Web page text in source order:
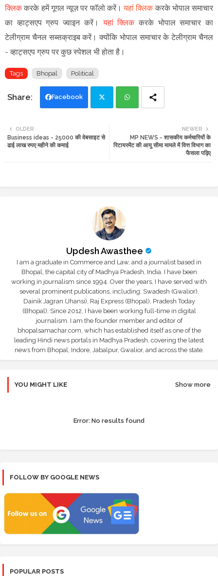
क्लिक करके हमें गूगल न्यूज़ पर फॉलो करें।यहां क्लिककरके भोपाल समाचार
का व्हाट्सएप ग्रुप ज्वाइन करें। यहां क्लिक करके भोपाल समाचार का
टेलीग्राम चैनल सब्सक्राइब करें।क्योंकि भोपाल समाचार के टेलीग्राम चैनल
- व्हाट्सएप ग्रुप पर कुछ स्पेशल भी होता है।
Tags Bhopal Political
Facebook
tte ats
NEWER
MP NEWS - शासकीय कर्मचारियों के
रिटायरमेंट की आयु सीमा मामले में वित्त विभाग का
फैसला पढ़िए
OLDER
Business ideas - 25000 की वेबसाइट से
ढाई लाख रुपए महीने की कमाई
Updesh Awasthee
I am a graduate in Commerce and Law, and a journalist based in
Bhopal, the capital city of Madhya Pradesh, India. I have been
working in journalism since 1994. Over the years, I have served with
several prominent publications, including: Swadesh (Gwalior),
Dainik Jagran (Jhansi), Raj Express (Bhopal), Pradesh Today
(Bhopal); Since 2012, I have been working full-time in digital
journalism. I am the founder member and editor of
bhopalsamachar.com, which has established itself as one of the
leading Hindi news portals in Madhya Pradesh, covering the latest
news from Bhopal, Indore, Jabalpur, Gwalior, and across the state.
YOU MIGHT LIKE Show more
Error: No results found
FOLLOW BY GOOGLE NEWS
POPULAR POSTS